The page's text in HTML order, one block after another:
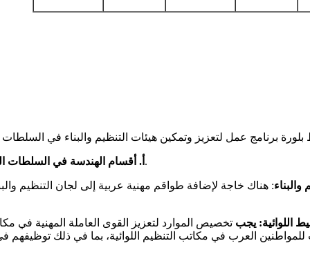
برنامج عمل لتعزيز وتمكين هيئات التنظيم والبناء في السلطات واللجان
أ. أقسام الهندسة في السلطات : يجب إضافة موارد للقوى العاملة المهنية في أقسام الهندسة في السلطات المحلية العربية.
: هناك خاجة لإضافة طواقم مهنية عربية إلى لجان التنظيم
اللوائية: يجب تخصيص الموارد لتعزيز القوى العاملة المهنية في
للمواطنين العرب في مكاتب التنظيم اللوائية، بما في ذلك